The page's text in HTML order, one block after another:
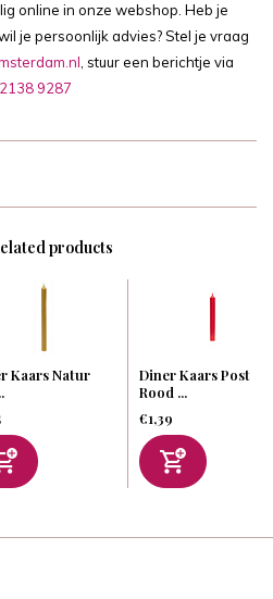
online in onze webshop. Heb je
je persoonlijk advies? Stel je vraag
, stuur een berichtje via
9287
products
Kaars Natur
Diner Kaars Post
Rood ...
€1,39